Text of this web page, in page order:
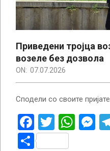
Приведени тројца
возеле без дозвола
ON: 07.07.2026
Сподели со своите
Facebook
Twitter
Share